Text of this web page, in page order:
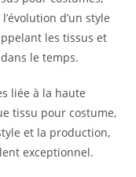
d’un style
les tissus et
le temps.
liée à la haute
tissu pour costume,
et la production,
exceptionnel.